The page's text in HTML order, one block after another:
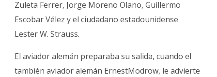
Zuleta Ferrer, Jorge Moreno Olano, Guillermo
Escobar Vélez y el ciudadano estadounidense
Lester W. Strauss.
El aviador alemán preparaba su salida, cuando el
también aviador alemán ErnestModrow, le advierte